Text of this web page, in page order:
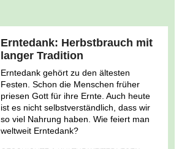
Erntedank: Herbstbrauch mit
langer Tradition
Erntedank gehört zu den ältesten
Festen. Schon die Menschen früher
priesen Gott für ihre Ernte. Auch heute
ist es nicht selbstverständlich, dass wir
so viel Nahrung haben. Wie feiert man
weltweit Erntedank?